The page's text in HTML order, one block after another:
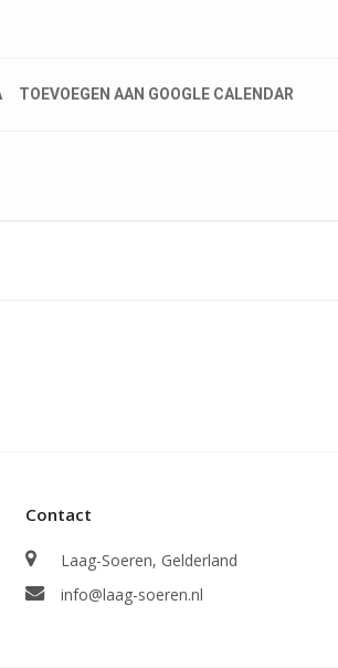
TOEVOEGEN AAN GOOGLE CALENDAR
Contact
Laag-Soeren, Gelderland
info@laag-soeren.nl